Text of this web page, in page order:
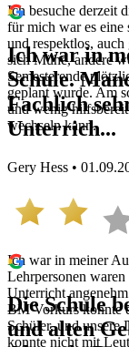
Ich besuche derzeit
für mich war es eine
und respektlos,
sich Mühe, andere
Semesterende
geplant wurde. Am
und wenig
wechseln kann.
Ich war in
Schule.
Fachlich
Unterrich...
Gery Hess •
Ich war in meiner
Lehrpersonen
Unterricht
BM Vorkurs konnte
Schüler, und unsere
konnte nicht mit
Die Schule
und alten